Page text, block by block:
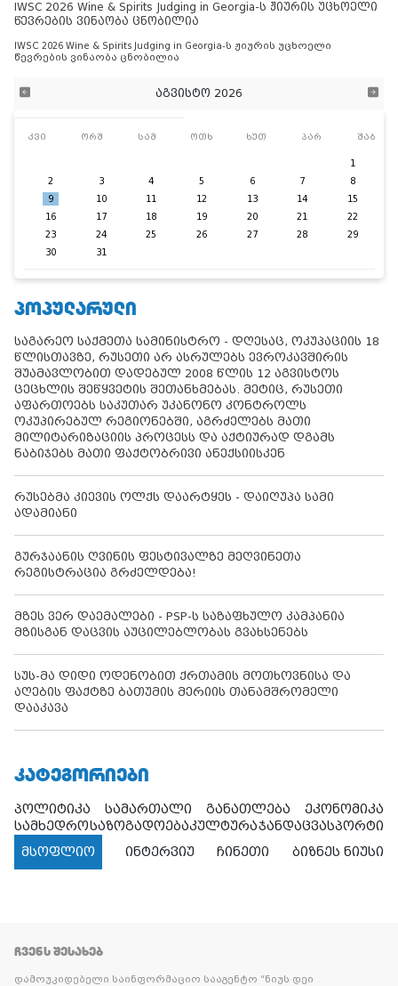
IWSC 2026 Wine & Spirits Judging in Georgia-ს ჟიურის უცხოელი
წევრების ვინაობა ცნობილია
IWSC 2026 Wine & Spirits Judging in Georgia-ს ჟიურის უცხოელი
წევრების ვინაობა ცნობილია
აგვისტო 2026
კვი ორშ სამ ოთხ ხუთ პარ შაბ
1
2
3 4 5 6 7
8
9
10 11 12 13 14
15
16
17 18 19 20 21
22
23
24 25 26 27 28
29
30
31
ᲞᲝᲞᲣᲚᲐᲠᲣᲚᲘ
საგარეო საქმეთა სამინისტრო - დღესაც, ოკუპაციის 18
წლისთავზე, რუსეთი არ ასრულებს ევროკავშირის
შუამავლობით დადებულ 2008 წლის 12 აგვისტოს
ცეცხლის შეწყვეტის შეთანხმებას. მეტიც, რუსეთი
აფართოებს საკუთარ უკანონო კონტროლს
ოკუპირებულ რეგიონებში, აგრძელებს მათი
მილიტარიზაციის პროცესს და აქტიურად დგამს
ნაბიჯებს მათი ფაქტობრივი ანექსიისკენ
რუსებმა კიევის ოლქს დაარტყეს - დაიღუპა სამი
ადამიანი
გურჯაანის ღვინის ფესტივალზე მეღვინეთა
რეგისტრაცია გრძელდება!
მზეს ვერ დაემალები - PSP-ს საზაფხულო კამპანია
მზისგან დაცვის აუცილებლობას გვახსენებს
სუს-მა დიდი ოდენობით ქრთამის მოთხოვნისა და
აღების ფაქტზე ბათუმის მერიის თანამშრომელი
დააკავა
ᲙᲐᲢᲔᲒᲝᲠᲘᲔᲑᲘ
პოლიტიკა სამართალი განათლება
ეკონომიკა
სამხედროსაზოგადოებაკულტურაჯანდაცვასპორტი
მსოფლიო
ინტერვიუ ჩინეთი ბიზნეს ნიუსი
ᲩᲕᲔᲜᲡ ᲨᲔᲡᲐᲮᲔᲑ
დამოუკიდებელი საინფორმაციო სააგენტო “ნიუს დეი